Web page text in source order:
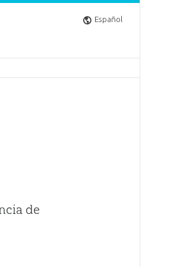
Español
de